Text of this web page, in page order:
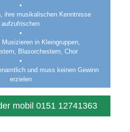
•
ihre musikalischen Kenntnisse
aufzufrischen
•
in Kleingruppen,
Blasorchestern, Chor
•
und muss keinen Gewinn
erzielen
mobil 0151 12741363